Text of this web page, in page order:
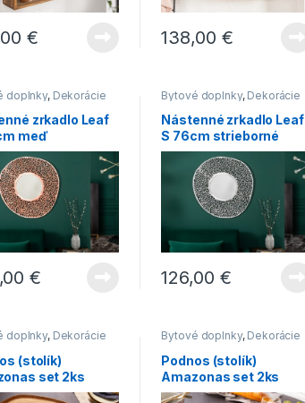
€ 138,00 €
doplnky, Dekorácie
zrkadlo Leaf
meď
€
Bytové doplnky, Dekorácie
Nástenné zrkadlo Leaf
S 76cm strieborné
126,00 €
doplnky, Dekorácie
Novinky
(stolík)
set 2ks
Bytové doplnky, Dekorácie
do bytu
Novinky
Podnos (stolík)
Amazonas set 2ks
sheesham